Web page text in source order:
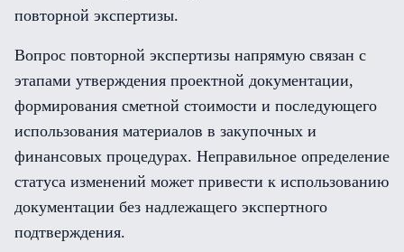
повторной экспертизы.
Вопрос повторной экспертизы напрямую связан с
этапами утверждения проектной документации,
формирования сметной стоимости и последующего
использования материалов в закупочных и
финансовых процедурах. Неправильное определение
статуса изменений может привести к использованию
документации без надлежащего экспертного
подтверждения.